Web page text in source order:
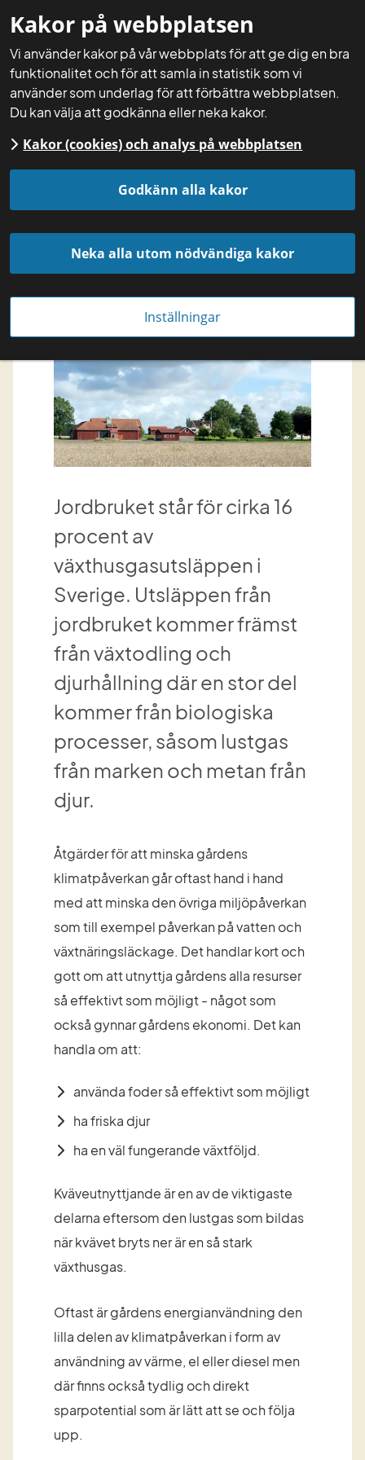
Kakor på webbplatsen
Vi använder kakor på vår webbplats för att ge dig en bra
funktionalitet och för att samla in statistik som vi
använder som underlag för att förbättra webbplatsen.
Du kan välja att godkänna eller neka kakor.
Kakor (cookies) och analys på webbplatsen
Godkänn alla kakor
Neka alla utom nödvändiga kakor
Inställningar
Mina sidor
Startsida Få rådgivning
Fakta miljö och klimat
Jordbruket och
klimatet
Jordbruket står för cirka 16
procent av
växthusgasutsläppen i
Sverige. Utsläppen från
jordbruket kommer främst
från växtodling och
djurhållning där en stor del
kommer från biologiska
processer, såsom lustgas
från marken och metan från
djur.
Åtgärder för att minska gårdens
klimatpåverkan går oftast hand i hand
med att minska den övriga miljöpåverkan
som till exempel påverkan på vatten och
växtnäringsläckage. Det handlar kort och
gott om att utnyttja gårdens alla resurser
så effektivt som möjligt - något som
också gynnar gårdens ekonomi. Det kan
handla om att:
använda foder så effektivt som möjligt
ha friska djur
ha en väl fungerande växtföljd.
Kväveutnyttjande är en av de viktigaste
delarna eftersom den lustgas som bildas
när kvävet bryts ner är en så stark
växthusgas.
Oftast är gårdens energianvändning den
lilla delen av klimatpåverkan i form av
användning av värme, el eller diesel men
där finns också tydlig och direkt
sparpotential som är lätt att se och följa
upp.